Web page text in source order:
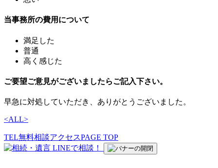
当事務所の費用について
満足した
普通
高く感じた
ご要望ご意見がございましたらご記入下さい。
早急に対処していただき、ありがとうございました。
<ALL>
TEL無料相談アクセスPAGE TOP